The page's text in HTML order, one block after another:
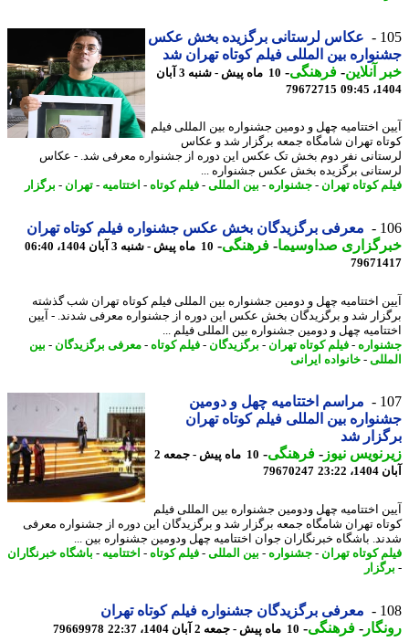
عکاس لرستانی برگزیده بخش عکس
بین المللی فیلم کوتاه تهران شد
آنلاین-فرهنگی-
10 ماه پیش - شنبه 3 آبان
79672715
اختتامیه چهل و دومین جشنواره بین المللی فیلم
تهران شامگاه جمعه برگزار شد و عکاس
نفر دوم بخش تک عکس این دوره از جشنواره معرفی شد. - عکاس
برگزیده بخش عکس جشنواره ...
کوتاه تهران- جشنواره- بین المللی-فیلم کوتاه-اختتامیه-تهران- برگزار
معرفی برگزیدگان بخش عکس جشنواره فیلم کوتاه تهران
صداوسیما-فرهنگی-10 ماه پیش - شنبه 3 آبان 1404، 06:40
اختتامیه چهل و دومین جشنواره بین المللی فیلم کوتاه تهران شب گذشته
شد و برگزیدگان بخش عکس این دوره از جشنواره معرفی شدند. - آیین
چهل و دومین جشنواره بین المللی فیلم ...
- فیلم کوتاه تهران- برگزیدگان-فیلم کوتاه-معرفی برگزیدگان-بین
-خانواده ایرانی
مراسم اختتامیه چهل و دومین
بین المللی فیلم کوتاه تهران
شد
نیوز-فرهنگی-
10 ماه پیش - جمعه 2
79670247
اختتامیه چهل ودومین جشنواره بین المللی فیلم
تهران شامگاه جمعه برگزار شد و برگزیدگان این دوره از جشنواره معرفی
باشگاه خبرنگاران جوان اختتامیه چهل ودومین جشنواره بین ...
کوتاه تهران- جشنواره- بین المللی-فیلم کوتاه-اختتامیه-باشگاه خبرنگاران
معرفی برگزیدگان جشنواره فیلم کوتاه تهران
-فرهنگی-10 ماه پیش - جمعه 2 آبان 1404، 22:37 79669978